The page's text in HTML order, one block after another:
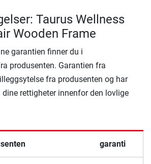
Taurus Wellness
Wooden Frame
garantien finner du i
produsenten. Garantien fra
fra produsenten og har
rettigheter innenfor den lovlige
garanti